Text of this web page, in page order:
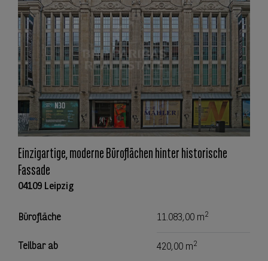
Einzigartige, moderne Büroflächen hinter historische
Fassade
04109 Leipzig
Bürofläche 11.083,00 m2
Teilbar ab 420,00 m2